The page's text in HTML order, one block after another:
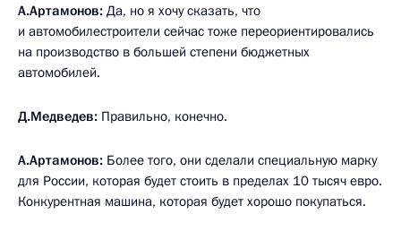
А.Артамонов: Да, но я хочу сказать, что
и автомобилестроители сейчас тоже переориентировались
на производство в большей степени бюджетных
автомобилей.
Д.Медведев: Правильно, конечно.
А.Артамонов: Более того, они сделали специальную марку
для России, которая будет стоить в пределах 10 тысяч евро.
Конкурентная машина, которая будет хорошо покупаться.